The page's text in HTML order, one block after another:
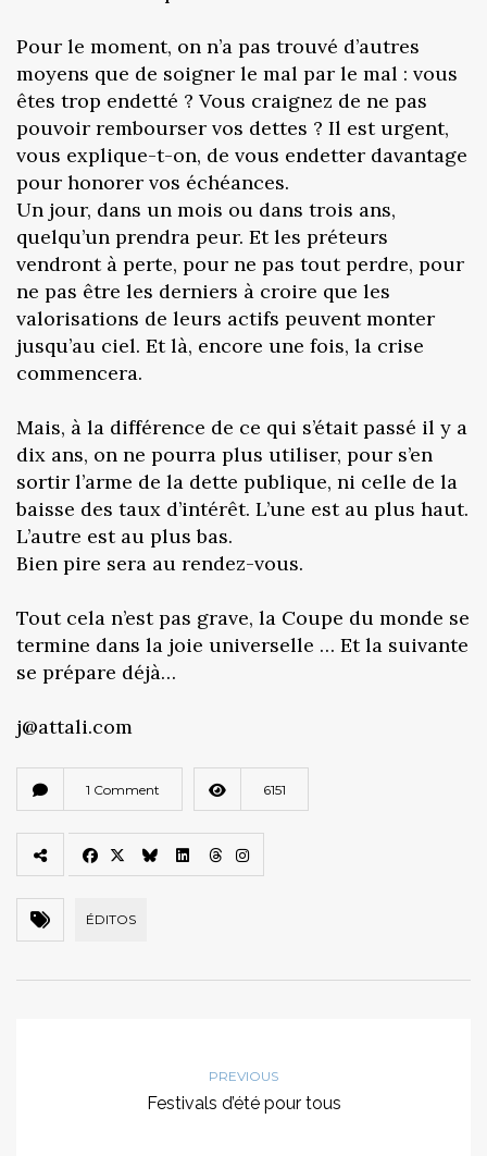
Pour le moment, on n’a pas trouvé d’autres
moyens que de soigner le mal par le mal : vous
êtes trop endetté ? Vous craignez de ne pas
pouvoir rembourser vos dettes ? Il est urgent,
vous explique-t-on, de vous endetter davantage
pour honorer vos échéances.
Un jour, dans un mois ou dans trois ans,
quelqu’un prendra peur. Et les préteurs
vendront à perte, pour ne pas tout perdre, pour
ne pas être les derniers à croire que les
valorisations de leurs actifs peuvent monter
jusqu’au ciel. Et là, encore une fois, la crise
commencera.
Mais, à la différence de ce qui s’était passé il y a
dix ans, on ne pourra plus utiliser, pour s’en
sortir l’arme de la dette publique, ni celle de la
baisse des taux d’intérêt. L’une est au plus haut.
L’autre est au plus bas.
Bien pire sera au rendez-vous.
Tout cela n’est pas grave, la Coupe du monde se
termine dans la joie universelle … Et la suivante
se prépare déjà…
j@attali.com
1 Comment 6151
ÉDITOS
PREVIOUS
Festivals d’été pour tous